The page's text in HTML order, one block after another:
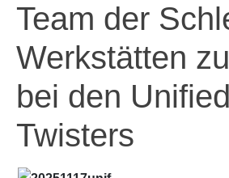
Team der
Werkstätten
bei den Unified
Twisters